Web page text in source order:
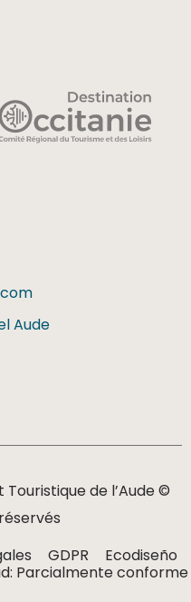
Aude
de l’Aude ©
GDPR
Ecodiseño
Parcialmente conforme